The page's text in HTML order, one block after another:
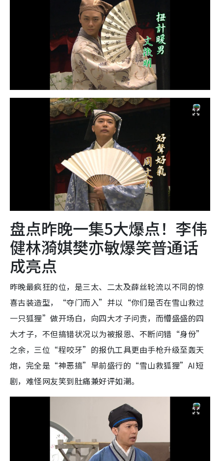
盘点昨晚一集5大爆点！李伟
健林漪娸樊亦敏爆笑普通话
成亮点
昨晚最疯狂的位，是三太、二太及薛丝轮流以不同的惊
喜古装造型，“夺门而入”并以“你们是否在雪山救过
一只狐狸”做开场白，向四大才子问责，而懵盛盛的四
大才子，不但搞错状况以为被报恩、不断问错“身份”
之余，三位“程咬牙”的报仇工具更由手枪升级至轰天
炮，完全是“神恶搞”早前盛行的“雪山救狐狸”AI短
剧，难怪网友笑到肚痛兼好评如潮。